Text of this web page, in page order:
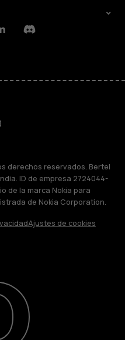
Discord
derechos reservados. Bertel
ID de empresa 2724044-
de la marca Nokia para
de Nokia Corporation.
Ajustes de cookies